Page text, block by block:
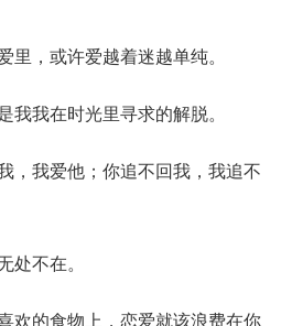
，或许爱越着迷越单纯。
我在时光里寻求的解脱。
，我爱他；你追不回我，我追不
不在。
欢的食物上，恋爱就该浪费在你